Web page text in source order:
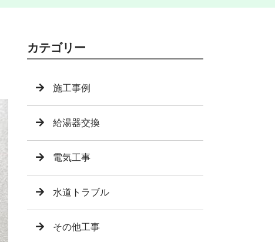
カテゴリー
施工事例
給湯器交換
電気工事
水道トラブル
その他工事